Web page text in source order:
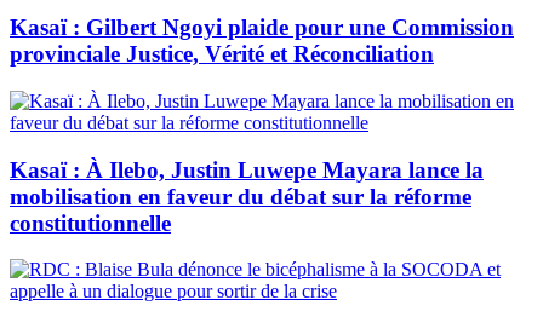
Kasaï : Gilbert Ngoyi plaide pour une Commission
provinciale Justice, Vérité et Réconciliation
Kasaï : À Ilebo, Justin Luwepe Mayara lance la
mobilisation en faveur du débat sur la réforme
constitutionnelle